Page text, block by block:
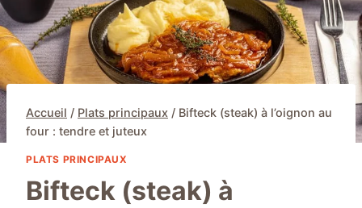
Accueil / Plats principaux / Bifteck (steak) à l’oignon au
four : tendre et juteux
PLATS PRINCIPAUX
Bifteck (steak) à